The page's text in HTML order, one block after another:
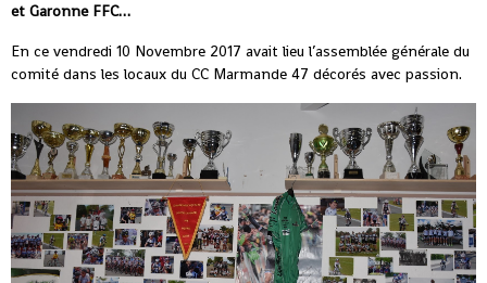
et Garonne FFC…
En ce vendredi 10 Novembre 2017 avait lieu l’assemblée générale du
comité dans les locaux du CC Marmande 47 décorés avec passion.